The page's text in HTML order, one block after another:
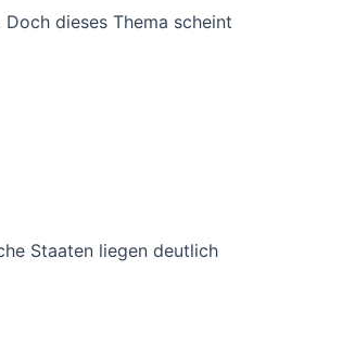
dieses Thema scheint
Staaten liegen deutlich